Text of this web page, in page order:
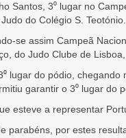
Santos, 3⁰ lugar no
do Colégio S. Teotónio.
se assim Campeã
do Judo Clube de
lugar do pódio,
garantir o 3⁰ lugar do
esteve a representar
parabéns, por estes